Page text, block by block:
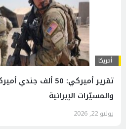
أمريكا
تقرير أميركي: 50
والمسيّرات الإيرانية
يوليو 22, 2026